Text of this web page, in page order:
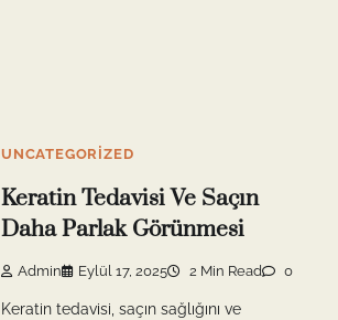
UNCATEGORIZED
Keratin Tedavisi Ve Saçın
Daha Parlak Görünmesi
Admin Eylül 17, 2025 2 Min Read 0
Keratin tedavisi, saçın sağlığını ve